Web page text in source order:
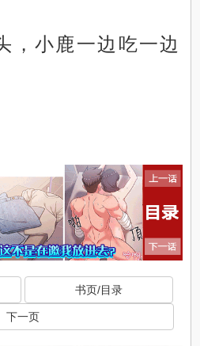
，小鹿一边吃一边
书页/目录
下一页